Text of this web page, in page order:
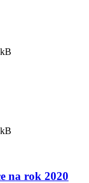
na rok 2020